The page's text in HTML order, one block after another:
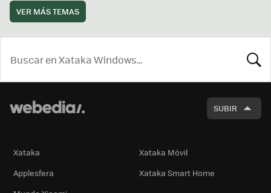
VER MÁS TEMAS
SUBIR
Xataka
Xataka Móvil
Applesfera
Xataka Smart Home